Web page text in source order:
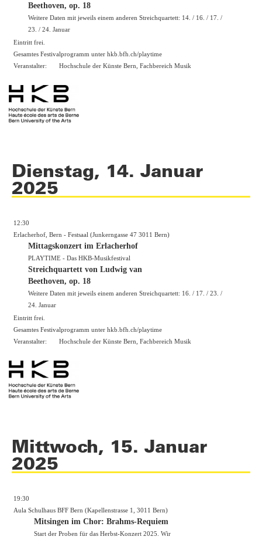
Beethoven, op. 18
Weitere Daten mit jeweils einem anderen Streichquartett: 14. / 16. / 17. /
23. / 24. Januar
Eintritt frei.
Gesamtes Festivalprogramm unter hkb.bfh.ch/playtime
Veranstalter:
Hochschule der Künste Bern, Fachbereich Musik
Dienstag, 14. Januar
2025
12:30
Erlacherhof, Bern - Festsaal (Junkerngasse 47 3011 Bern)
Mittagskonzert im Erlacherhof
PLAYTIME - Das HKB-Musikfestival
Streichquartett von Ludwig van
Beethoven, op. 18
Weitere Daten mit jeweils einem anderen Streichquartett: 16. / 17. / 23. /
24. Januar
Eintritt frei.
Gesamtes Festivalprogramm unter hkb.bfh.ch/playtime
Veranstalter:
Hochschule der Künste Bern, Fachbereich Musik
Mittwoch, 15. Januar
2025
19:30
Aula Schulhaus BFF Bern (Kapellenstrasse 1, 3011 Bern)
Mitsingen im Chor: Brahms-Requiem
Start der Proben für das Herbst-Konzert 2025. Wir